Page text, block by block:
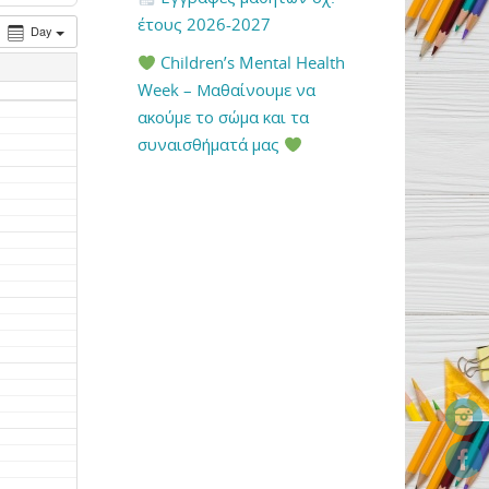
Day
έτους 2026-2027
Children’s Mental Health
Week – Μαθαίνουμε να
ακούμε το σώμα και τα
συναισθήματά μας